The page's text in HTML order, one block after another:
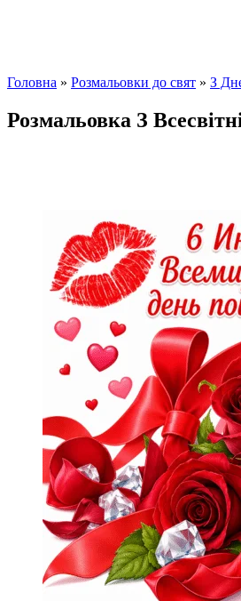
Головна » Розмальовки до свят » З
Розмальовка З